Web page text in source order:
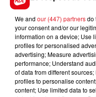
4 octobre 2024 - 2
LES TRUCS ET
tous les vendredi dans
et astuces de Mamie
We and our (447) partnersdo
your consent and/or our
information on a device; Use
profiles for personalised
advertising; Measure
performance; Understand
of data from different
profiles to personalise
content; Use limited data to